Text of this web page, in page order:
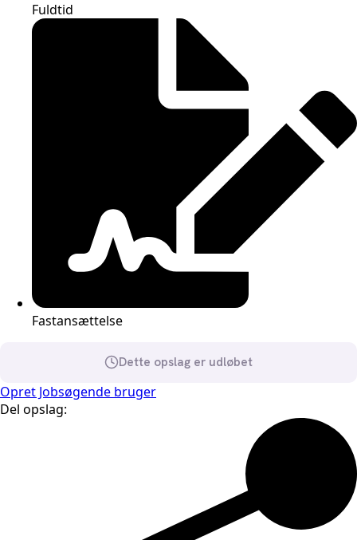
Fuldtid
Fastansættelse
Dette opslag er udløbet
Opret Jobsøgende bruger
Del opslag: